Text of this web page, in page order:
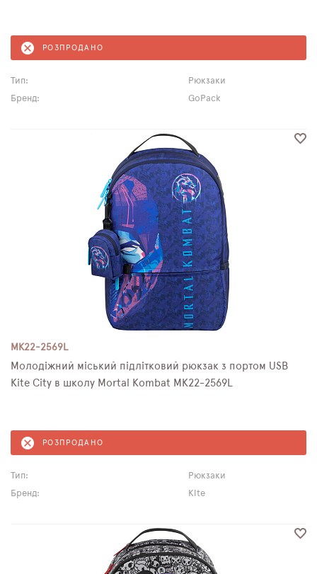
РОЗПРОДАНО
Тип:
Рюкзаки
Бренд:
GoPack
MK22-2569L
Молодіжний міський підлітковий рюкзак з портом USB
Kite City в школу Mortal Kombat MK22-2569L
РОЗПРОДАНО
Тип:
Рюкзаки
Бренд:
Kite